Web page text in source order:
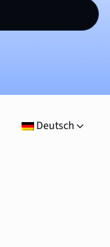
Deutsch